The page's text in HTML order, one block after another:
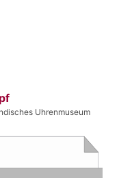
Uhrenmuseum